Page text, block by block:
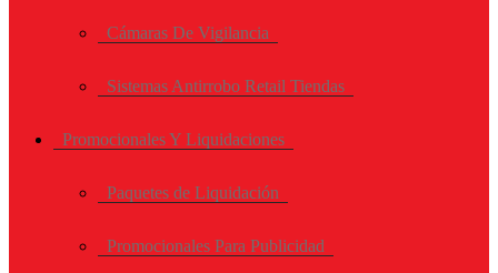
Cámaras De Vigilancia
Sistemas Antirrobo Retail Tiendas
Promocionales Y Liquidaciones
Paquetes de Liquidación
Promocionales Para Publicidad